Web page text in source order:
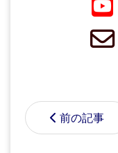
前の記事